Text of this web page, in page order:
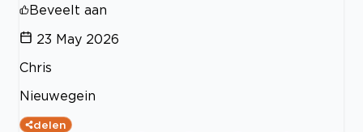
Beveelt aan
23 May 2026
Chris
Nieuwegein
delen